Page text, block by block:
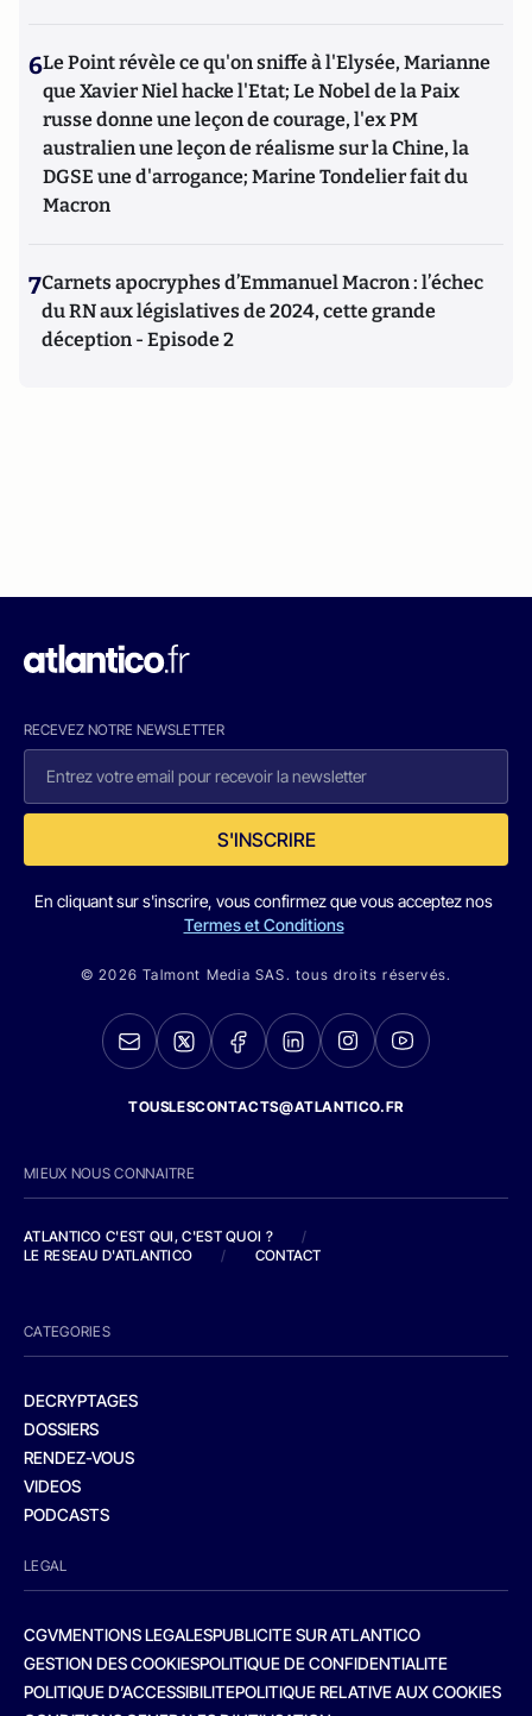
6Le Point révèle ce qu'on sniffe à l'Elysée, Marianne
que Xavier Niel hacke l'Etat; Le Nobel de la Paix
russe donne une leçon de courage, l'ex PM
australien une leçon de réalisme sur la Chine, la
DGSE une d'arrogance; Marine Tondelier fait du
Macron
7Carnets apocryphes d’Emmanuel Macron : l’échec
du RN aux législatives de 2024, cette grande
déception - Episode 2
RECEVEZ NOTRE NEWSLETTER
S'INSCRIRE
En cliquant sur s'inscrire, vous confirmez que vous acceptez nos
Termes et Conditions
© 2026 Talmont Media SAS. tous droits réservés.
TOUSLESCONTACTS@ATLANTICO.FR
MIEUX NOUS CONNAITRE
ATLANTICO C'EST QUI, C'EST QUOI ?
/
LE RESEAU D'ATLANTICO
/ CONTACT
CATEGORIES
DECRYPTAGES
DOSSIERS
RENDEZ-VOUS
VIDEOS
PODCASTS
LEGAL
CGVMENTIONS LEGALESPUBLICITE SUR ATLANTICO
GESTION DES COOKIESPOLITIQUE DE CONFIDENTIALITE
POLITIQUE D’ACCESSIBILITEPOLITIQUE RELATIVE AUX COOKIES